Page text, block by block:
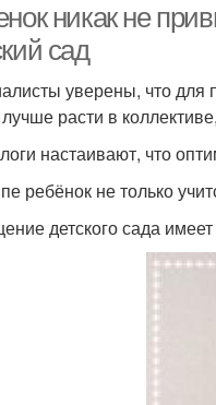
никак не
сад
уверены, что для
расти в
настаивают, что
ребёнок не только
детского сада